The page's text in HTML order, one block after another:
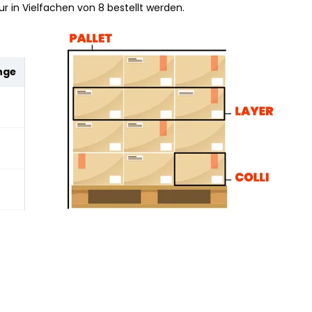
in Vielfachen von 8 bestellt werden.